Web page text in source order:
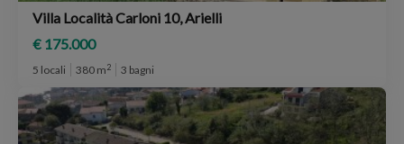
Villa Località Carloni 10, Arielli
€ 175.000
5 locali 380 m2 3 bagni